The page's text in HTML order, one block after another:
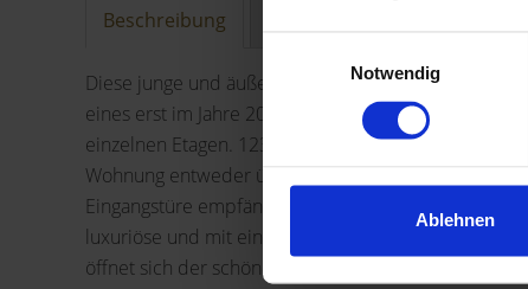
Notwendig
Ablehnen
Beschreibung
Diese junge und äußerst luxuriöse 2,5 Zi.-
eines erst im Jahre 2009 erbauten
einzelnen Etagen. 123 m² Wohn-/Nutzfläche sind
Wohnung entweder über das helle und freundliche
Eingangstüre empfängt Sie der mit viel Tageslicht
luxuriöse und mit einem Höchstmaß an Ausstattung
öffnet sich der schöne und offene Wohn- u.